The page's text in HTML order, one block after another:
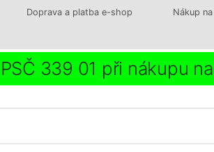
Doprava a platba e-shop Nákup
339 01 při nákupu